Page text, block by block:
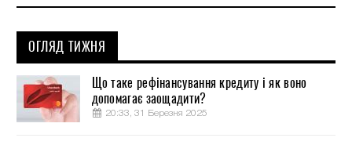
ОГЛЯД ТИЖНЯ
Що таке рефінансування кредиту і як воно
допомагає заощадити?
20:33, 31 Березня 2025